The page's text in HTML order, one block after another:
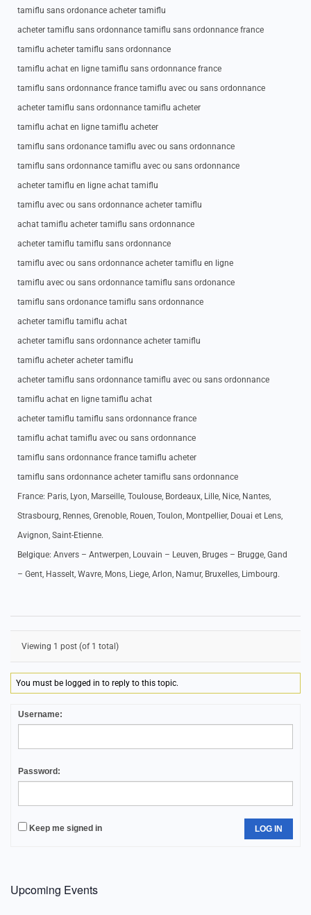
tamiflu sans ordonance acheter tamiflu
acheter tamiflu sans ordonnance tamiflu sans ordonnance france
tamiflu acheter tamiflu sans ordonnance
tamiflu achat en ligne tamiflu sans ordonnance france
tamiflu sans ordonnance france tamiflu avec ou sans ordonnance
acheter tamiflu sans ordonnance tamiflu acheter
tamiflu achat en ligne tamiflu acheter
tamiflu sans ordonance tamiflu avec ou sans ordonnance
tamiflu sans ordonnance tamiflu avec ou sans ordonnance
acheter tamiflu en ligne achat tamiflu
tamiflu avec ou sans ordonnance acheter tamiflu
achat tamiflu acheter tamiflu sans ordonnance
acheter tamiflu tamiflu sans ordonnance
tamiflu avec ou sans ordonnance acheter tamiflu en ligne
tamiflu avec ou sans ordonnance tamiflu sans ordonance
tamiflu sans ordonance tamiflu sans ordonnance
acheter tamiflu tamiflu achat
acheter tamiflu sans ordonnance acheter tamiflu
tamiflu acheter acheter tamiflu
acheter tamiflu sans ordonnance tamiflu avec ou sans ordonnance
tamiflu achat en ligne tamiflu achat
acheter tamiflu tamiflu sans ordonnance france
tamiflu achat tamiflu avec ou sans ordonnance
tamiflu sans ordonnance france tamiflu acheter
tamiflu sans ordonnance acheter tamiflu sans ordonnance
France: Paris, Lyon, Marseille, Toulouse, Bordeaux, Lille, Nice, Nantes,
Strasbourg, Rennes, Grenoble, Rouen, Toulon, Montpellier, Douai et Lens,
Avignon, Saint-Etienne.
Belgique: Anvers – Antwerpen, Louvain – Leuven, Bruges – Brugge, Gand
– Gent, Hasselt, Wavre, Mons, Liege, Arlon, Namur, Bruxelles, Limbourg.
Viewing 1 post (of 1 total)
You must be logged in to reply to this topic.
Username:
Password:
Keep me signed in LOG IN
Upcoming Events